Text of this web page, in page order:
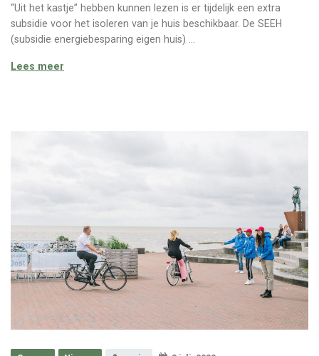
“Uit het kastje” hebben kunnen lezen is er tijdelijk een extra
subsidie voor het isoleren van je huis beschikbaar. De SEEH
(subsidie energiebesparing eigen huis) …
Lees meer